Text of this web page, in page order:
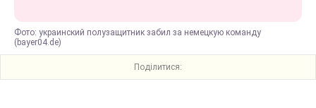
Фото: украинский полузащитник забил за немецкую команду
(bayer04.de)
Поділитися: